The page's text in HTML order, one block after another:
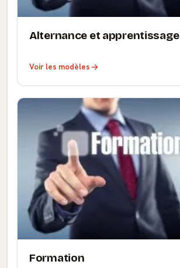
Alternance et apprentissage
Voir les modèles
Formation